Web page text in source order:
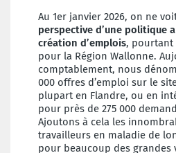
Au 1er janvier 2026, on ne
perspective d’une politique
création d’emplois, pourtant
pour la Région Wallonne.
comptablement, nous
000 offres d’emploi sur le
plupart en Flandre, ou en
pour près de 275 000
Ajoutons à cela les
travailleurs en maladie de
pour beaucoup des grandes